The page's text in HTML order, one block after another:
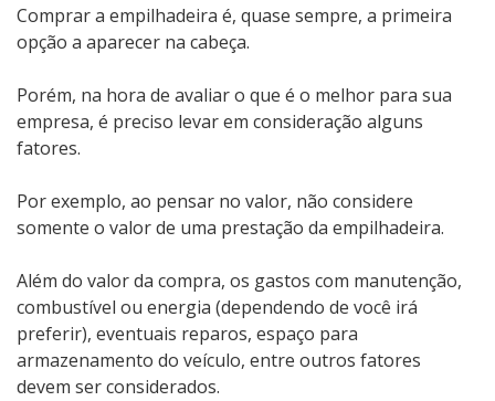
Comprar a empilhadeira é, quase sempre, a primeira
opção a aparecer na cabeça.
Porém, na hora de avaliar o que é o melhor para sua
empresa, é preciso levar em consideração alguns
fatores.
Por exemplo, ao pensar no valor, não considere
somente o valor de uma prestação da empilhadeira.
Além do valor da compra, os gastos com manutenção,
combustível ou energia (dependendo de você irá
preferir), eventuais reparos, espaço para
armazenamento do veículo, entre outros fatores
devem ser considerados.